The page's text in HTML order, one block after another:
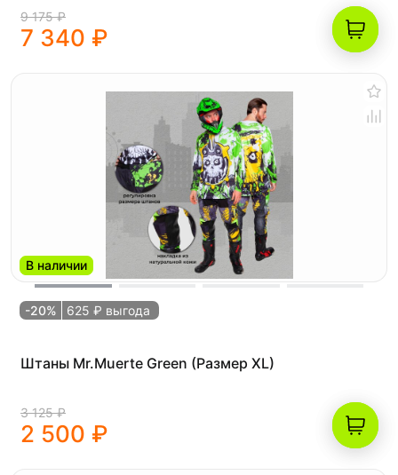
9 175 ₽
7 340 ₽
В наличии
-20% 625 ₽ выгода
Штаны Mr.Muerte Green (Размер XL)
3 125 ₽
2 500 ₽